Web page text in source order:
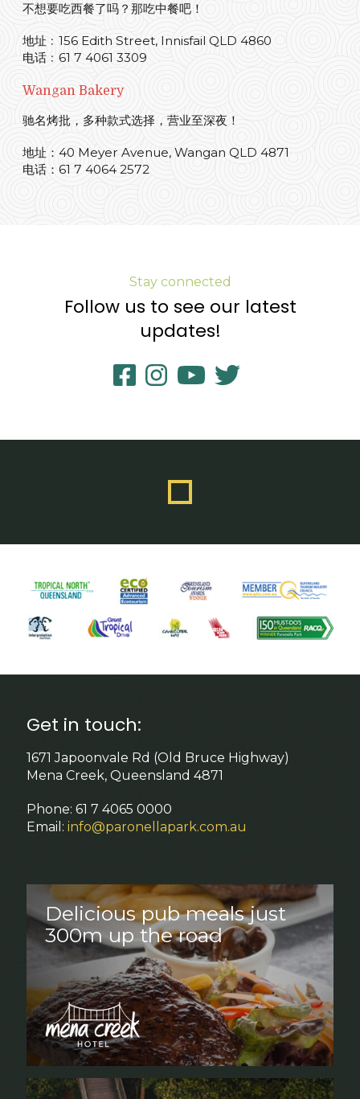
不想要吃西餐了吗？那吃中餐吧！
地址﹕156 Edith Street, Innisfail QLD 4860
电话﹕61 7 4061 3309
Wangan Bakery
驰名烤批，多种款式选择，营业至深夜！
地址：40 Meyer Avenue, Wangan QLD 4871
电话：61 7 4064 2572
Stay connected
Follow us to see our latest
updates!
Get in touch:
1671 Japoonvale Rd (Old Bruce Highway)
Mena Creek, Queensland 4871
Phone: 61 7 4065 0000
Email: info@paronellapark.com.au
Delicious pub meals just
300m up the road